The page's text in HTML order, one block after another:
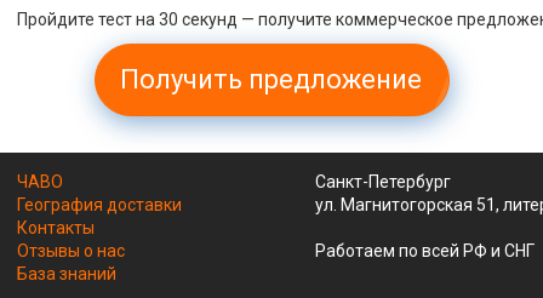
Пройдите тест на 30 секунд — получите коммерческое
Получить предложение
ЧАВО
География доставки
Контакты
Отзывы о нас
База знаний
Санкт-Петербург
ул. Магнитогорская 51,
Работаем по всей РФ и СНГ